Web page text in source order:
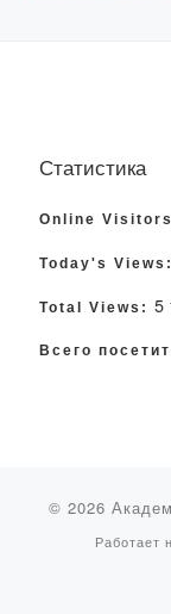
Статистика
Online
Today's Views:
Total Views: 5
Всего
© 2026
Работает